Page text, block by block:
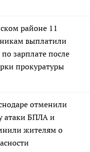
районе 11
выплатили
зарплате после
прокуратуры
отменили
атаки БПЛА и
жителям о